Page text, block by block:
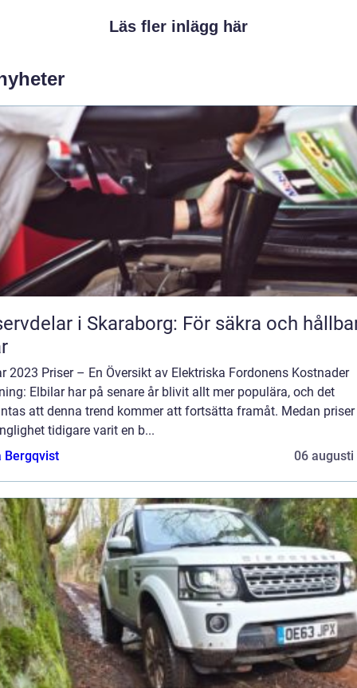
Läs fler inlägg här
i Skaraborg: För säkra och
2023 Priser – En Översikt av Elektriska Fordonens Kostnader
Elbilar har på senare år blivit allt mer populära, och det
att denna trend kommer att fortsätta framåt. Medan
tidigare varit en b...
Bergqvist
06 augusti